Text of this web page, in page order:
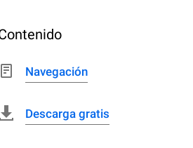
Navegación
Descarga gratis